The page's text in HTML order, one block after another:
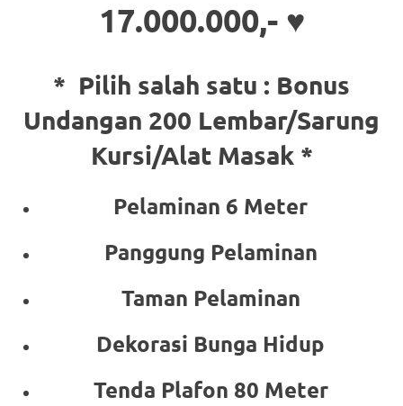
17.000.000,- ♥
* Pilih salah satu : Bonus
Undangan 200 Lembar/Sarung
Kursi/Alat Masak *
Pelaminan 6 Meter
Panggung Pelaminan
Taman Pelaminan
Dekorasi Bunga Hidup
Tenda Plafon 80 Meter